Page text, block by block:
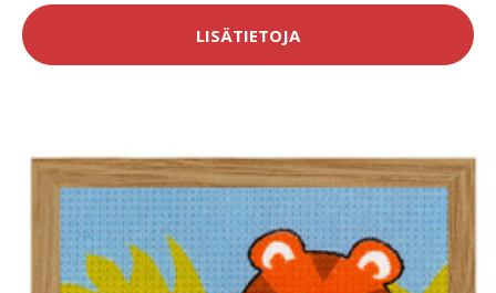
LISÄTIETOJA